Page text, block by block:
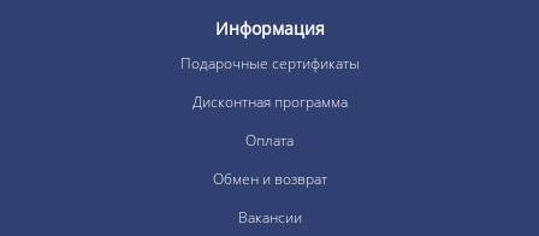
Информация
Подарочные сертификаты
Дисконтная программа
Оплата
Обмен и возврат
Вакансии